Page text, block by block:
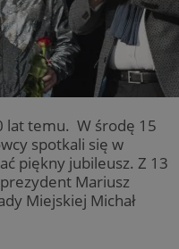
lat temu. W środę 15
spotkali się w
piękny jubileusz. Z 13
Mariusz
Miejskiej Michał